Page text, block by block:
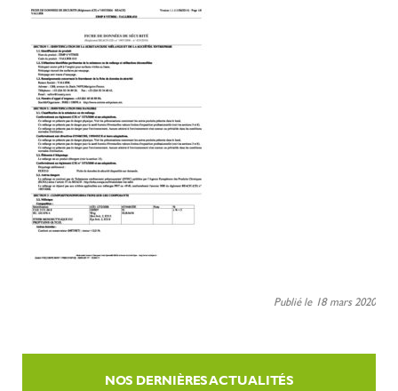
Publié le 18 mars 2020
NOS DERNIÈRES ACTUALITÉS